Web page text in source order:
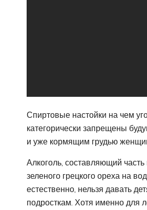
Спиртовые настойки на чем
категорически запрещены
и уже кормящим грудью
Алкоголь, составляющий часть
зеленого грецкого ореха на
естественно, нельзя давать
подросткам. Хотя именно для